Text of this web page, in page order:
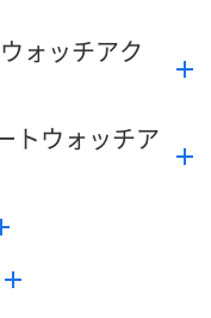
ォッチアク
トウォッチア